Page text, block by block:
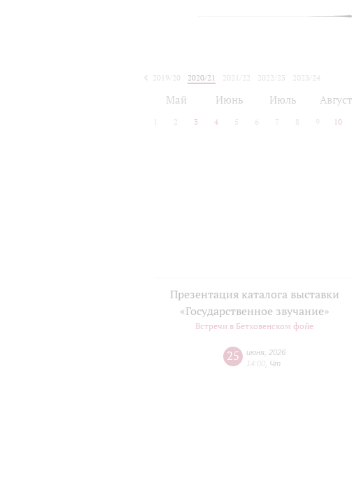
2019/20 2020/21 2021/22 2022/23
2023/24
Май Июнь Июль Август
2 3 4 5 6 7 8 9 10
Презентация каталога выставки
«Государственное звучание»
Встречи в Бетховенском фойе
25 июня 2026
14:00 Чт